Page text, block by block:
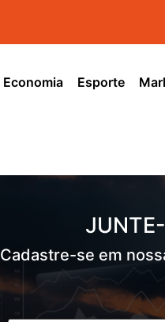
Economia Esporte
Cadastre-se em